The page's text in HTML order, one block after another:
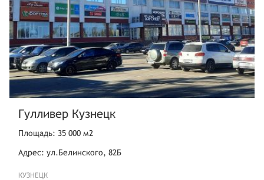
Гулливер Кузнецк
Площадь: 35 000 м2
Адрес: ул.Белинского, 82Б
КУЗНЕЦК